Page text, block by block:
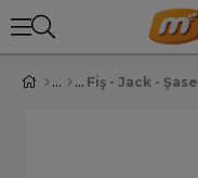
Fiş - Jack - Şase